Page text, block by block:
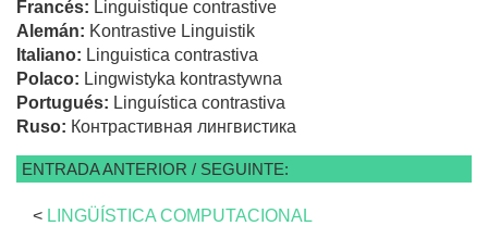
Francés: Linguistique contrastive
Alemán: Kontrastive Linguistik
Italiano: Linguistica contrastiva
Polaco: Lingwistyka kontrastywna
Portugués: Linguística contrastiva
Ruso: Контрастивная лингвистика
ENTRADA ANTERIOR / SEGUINTE:
< LINGÜÍSTICA COMPUTACIONAL